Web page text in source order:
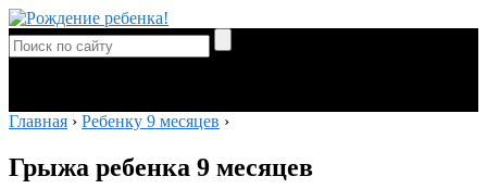
Главная › Ребенку 9 месяцев ›
Грыжа ребенка 9 месяцев